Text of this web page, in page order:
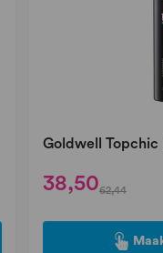
Goldwell Topchic
38,5062,44